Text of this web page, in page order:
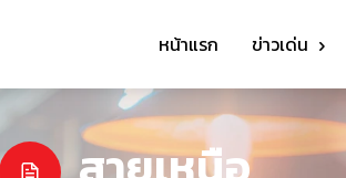
หน้าแรก ข่าวเด่น